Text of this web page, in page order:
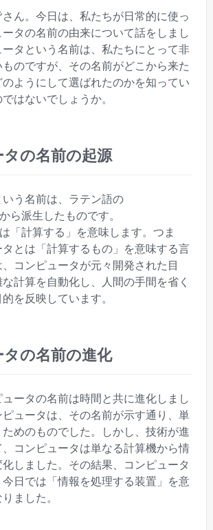
ん。今日は、私たちが日常的に使っ
タの名前の由来について話をしまし
ータという名前は、私たちにとって非
のですが、その名前がどこから来た
ようにして選ばれたのかを知ってい
はないでしょうか。
の名前の起源
う名前は、ラテン語の
ら派生したものです。
「計算する」を意味します。つま
タとは「計算するもの」を意味する言
コンピュータが元々開発された目
計算を自動化し、人間の手間を省く
を反映しています。
の名前の進化
ュータの名前は時間と共に進化しまし
ュータは、その名前が示す通り、単
めのものでした。しかし、技術が進
コンピュータは単なる計算機から情
しました。その結果、コンピュータ
今日では「情報を処理する装置」を意
ました。